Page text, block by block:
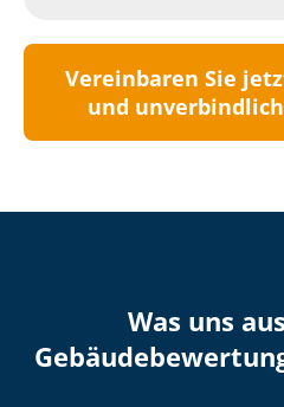
Vereinbaren Sie
und
Was uns